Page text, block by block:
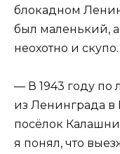
блокадном
был маленький,
неохотно и скупо.
— В 1943 году по
из Ленинграда в
посёлок
я понял, что